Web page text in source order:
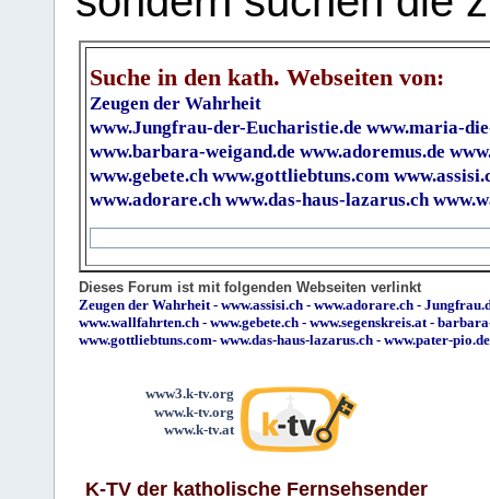
Suche in den kath. Webseiten von:
Zeugen der Wahrheit
www.Jungfrau-der-Eucharistie.de www.maria-
www.barbara-weigand.de www.adoremus.de
www.gebete.ch www.gottliebtuns.com
www.adorare.ch www.das-haus-lazarus.ch
Dieses Forum ist mit folgenden Webseiten verlinkt
Zeugen der Wahrheit- www.assisi.ch - www.adorare.ch -
www.wallfahrten.ch - www.gebete.ch - www.segenskreis.at-
www.gottliebtuns.com- www.das-haus-lazarus.ch - www.pater-pio.de
www3.k-tv.org
www.k-tv.org
www.k-tv.at
K-TV der katholische Fernsehsender